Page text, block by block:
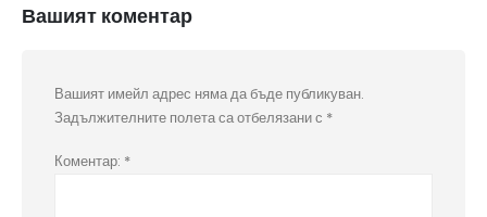
Вашият коментар
Вашият имейл адрес няма да бъде публикуван.
Задължителните полета са отбелязани с *
Коментар: *